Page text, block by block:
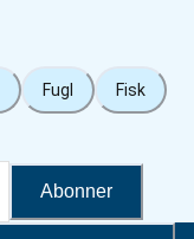
Fugl Fisk
Abonner